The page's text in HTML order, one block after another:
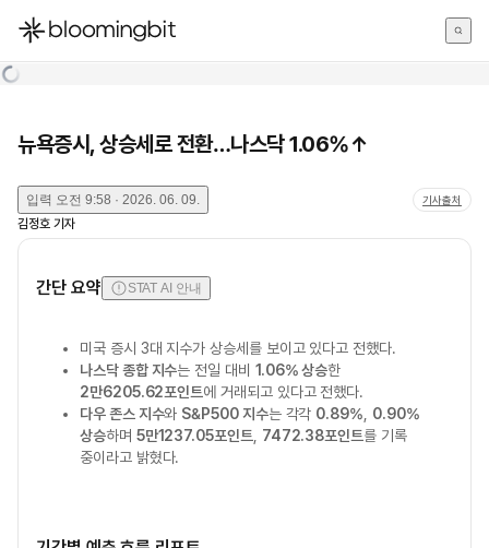
한국어
뉴욕증시, 상승세로 전환…나스닥 1.06%↑
입력 오전 9:58 · 2026. 06. 09. 기사출처
김정호 기자
간단 요약 STAT AI 안내
미국 증시 3대 지수가 상승세를 보이고 있다고 전했다.
나스닥 종합 지수는 전일 대비 1.06% 상승한
2만6205.62포인트에 거래되고 있다고 전했다.
다우 존스 지수와 S&P500 지수는 각각 0.89%
0.90%
상승하며 5만1237.05포인트, 7472.38포인트를 기록
중이라고 밝혔다.